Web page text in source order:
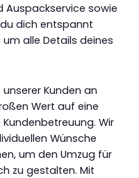
Auspackservice sowie
dich entspannt
alle Details deines
Kunden an
Wert auf eine
Wir
Wünsche
um den Umzug für
zu gestalten. Mit